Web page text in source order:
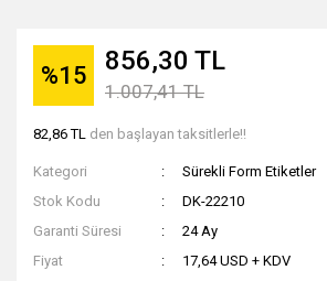
%15 856,30 TL
1.007,41 TL
82,86 TL den başlayan taksitlerle!!
Kategori
Sürekli Form Etiketler
Stok Kodu
DK-22210
Garanti Süresi
24 Ay
Fiyat
17,64 USD + KDV